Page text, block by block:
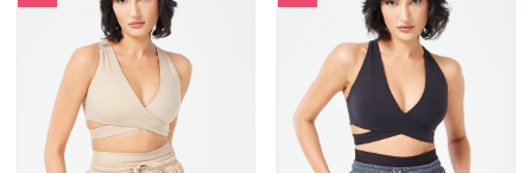
στην λίστα
επιθυμιών
Πρόσθήκη
στην λίστα
επιθυμιών